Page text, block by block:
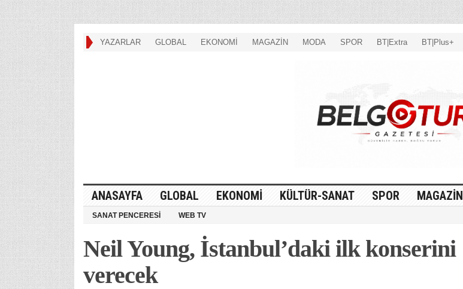
YAZARLAR GLOBAL EKONOMİ MAGAZİN MODA SPOR BT|Extra BT|Plus+
ANASAYFA GLOBAL EKONOMİ KÜLTÜR-SANAT SPOR MAGAZİN
SANAT PENCERESİ WEB TV
Neil Young, İstanbul’daki ilk konserini
verecek